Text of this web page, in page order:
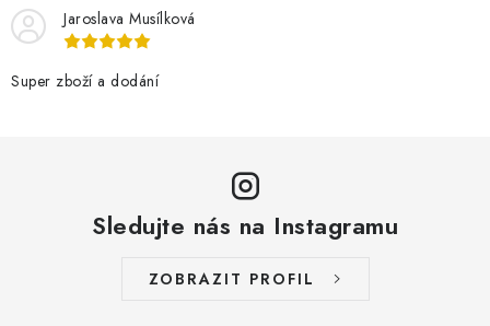
Jaroslava Musílková
Super zboží a dodání
Sledujte nás na Instagramu
ZOBRAZIT PROFIL